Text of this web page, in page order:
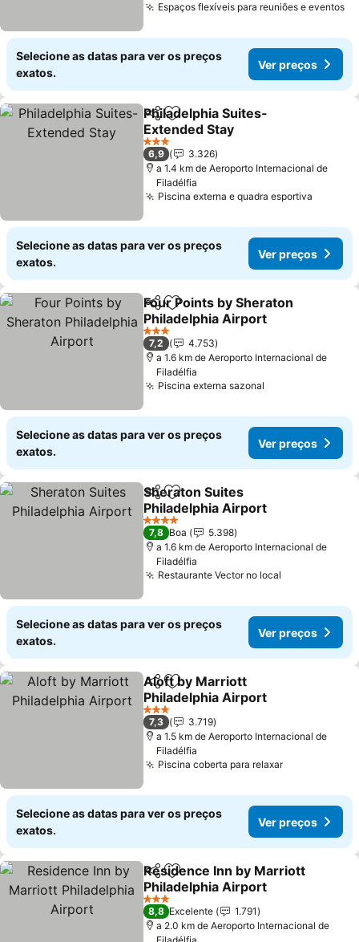
Espaços flexíveis para reuniões e eventos
Selecione as datas para ver os preços
exatos.
Ver preços
PartilharAdicionar aos favoritos
Philadelphia Suites-
Extended Stay
3 Estrelas
6,9
3.326
a 1.4 km de Aeroporto Internacional de
Filadélfia
Piscina externa e quadra esportiva
Selecione as datas para ver os preços
exatos.
Ver preços
PartilharAdicionar aos favoritos
Four Points by Sheraton
Philadelphia Airport
3 Estrelas
7,2
4.753
a 1.6 km de Aeroporto Internacional de
Filadélfia
Piscina externa sazonal
Selecione as datas para ver os preços
exatos.
Ver preços
PartilharAdicionar aos favoritos
Sheraton Suites
Philadelphia Airport
4 Estrelas
7,8 Boa
5.398
a 1.6 km de Aeroporto Internacional de
Filadélfia
Restaurante Vector no local
Selecione as datas para ver os preços
exatos.
Ver preços
PartilharAdicionar aos favoritos
Aloft by Marriott
Philadelphia Airport
3 Estrelas
7,3
3.719
a 1.5 km de Aeroporto Internacional de
Filadélfia
Piscina coberta para relaxar
Selecione as datas para ver os preços
exatos.
Ver preços
PartilharAdicionar aos favoritos
Residence Inn by Marriott
Philadelphia Airport
3 Estrelas
8,8 Excelente
1.791
a 2.0 km de Aeroporto Internacional de